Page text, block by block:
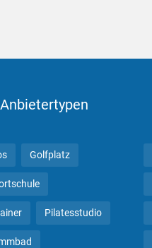
Golfplatz
Pilatesstudio